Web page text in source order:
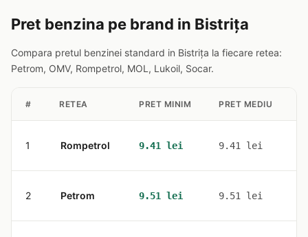
Pret benzina pe brand in Bistriţa
Compara pretul benzinei standard in Bistriţa la fiecare retea:
Petrom, OMV, Rompetrol, MOL, Lukoil, Socar.
# RETEA PRET MINIM PRET MEDIU
1 Rompetrol 9.41 lei 9.41 lei
2 Petrom 9.51 lei 9.51 lei